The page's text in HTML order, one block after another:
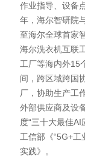
作业指导、设备
年，海尔智研院
至海尔全球首家
海尔洗衣机互联
工厂等海内外15
间，跨区域跨国
厂，协助生产工
外部供应商及设
度“三十大最佳
工信部《“5G+
实践》。